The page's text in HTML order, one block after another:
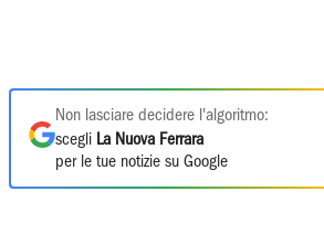
Non lasciare decidere l'algoritmo:
scegli La Nuova Ferrara
per le tue notizie su Google